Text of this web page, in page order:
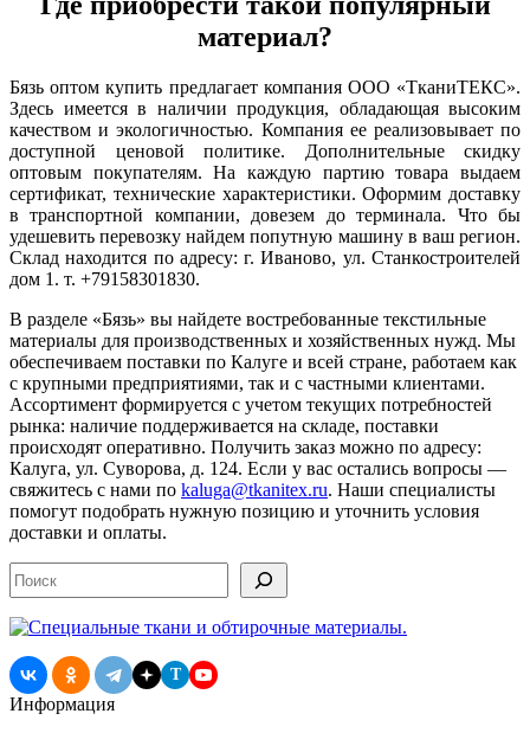
материал?
Бязь оптом купить предлагает компания ООО «ТканиТЕКС».
Здесь имеется в наличии продукция, обладающая высоким
качеством и экологичностью. Компания ее реализовывает по
доступной ценовой политике. Дополнительные скидку
оптовым покупателям. На каждую партию товара выдаем
сертификат, технические характеристики. Оформим доставку
в транспортной компании, довезем до терминала. Что бы
удешевить перевозку найдем попутную машину в ваш регион.
Склад находится по адресу: г. Иваново, ул. Станкостроителей
дом 1. т. +79158301830.
В разделе «Бязь» вы найдете востребованные текстильные
материалы для производственных и хозяйственных нужд. Мы
обеспечиваем поставки по Калуге и всей стране, работаем как
с крупными предприятиями, так и с частными клиентами.
Ассортимент формируется с учетом текущих потребностей
рынка: наличие поддерживается на складе, поставки
происходят оперативно. Получить заказ можно по адресу:
Калуга, ул. Суворова, д. 124. Если у вас остались вопросы —
свяжитесь с нами по kaluga@tkanitex.ru. Наши специалисты
помогут подобрать нужную позицию и уточнить условия
доставки и оплаты.
Поиск
T
Информация